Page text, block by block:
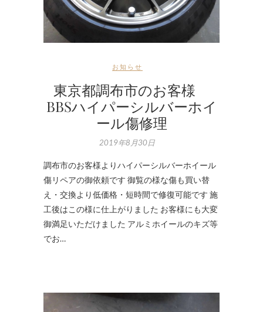
お知らせ
東京都調布市のお客様
BBSハイパーシルバーホイ
ール傷修理
2019年8月30日
調布市のお客様よりハイパーシルバーホイール
傷リペアの御依頼です 御覧の様な傷も買い替
え・交換より低価格・短時間で修復可能です 施
工後はこの様に仕上がりました お客様にも大変
御満足いただけました アルミホイールのキズ等
でお…